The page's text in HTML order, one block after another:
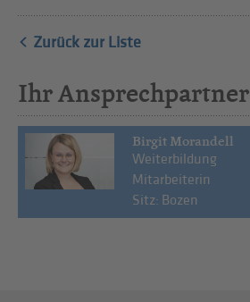
Zurück zur Liste
Ihr Ansprechpartner
Birgit Morandell
Weiterbildung
Mitarbeiterin
Sitz: Bozen